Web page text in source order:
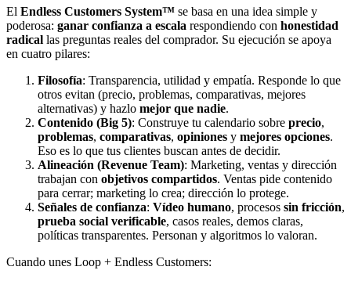
El Endless Customers System™ se basa en una idea simple y
poderosa: ganar confianza a escala respondiendo con honestidad
radical las preguntas reales del comprador. Su ejecución se apoya
en cuatro pilares:
Filosofía: Transparencia, utilidad y empatía. Responde lo que
otros evitan (precio, problemas, comparativas, mejores
alternativas) y hazlo mejor que nadie.
Contenido (Big 5): Construye tu calendario sobre precio,
problemas, comparativas, opiniones y mejores opciones.
Eso es lo que tus clientes buscan antes de decidir.
Alineación (Revenue Team): Marketing, ventas y dirección
trabajan con objetivos compartidos. Ventas pide contenido
para cerrar; marketing lo crea; dirección lo protege.
Señales de confianza: Vídeo humano, procesos sin fricción,
prueba social verificable, casos reales, demos claras,
políticas transparentes. Personan y algoritmos lo valoran.
Cuando unes Loop + Endless Customers: